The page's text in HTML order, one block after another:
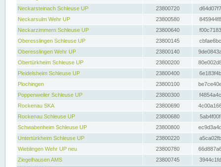
Neckarsteinach Schleuse UP
23800720
Neckarsulm Wehr UP
23800580
Neckarzimmern Schleuse UP
23800640
Oberesslingen Schleuse UP
23800145
Oberesslingen Wehr UP
23800140
Obertürkheim Schleuse UP
23800200
Pleidelsheim Schleuse UP
23800400
Plochingen
23800100
Poppenweiler Schleuse UP
23800300
Rockenau SKA
23800690
Rockenau Schleuse UP
23800680
Schwabenheim Schleuse UP
23800800
Untertürkheim Schleuse UP
23800220
Wieblingen Wehr UP neu
23800780
Ziegelhausen AMS
23800745